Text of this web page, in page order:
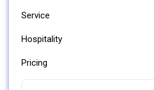
Service
Hospitality
Pricing